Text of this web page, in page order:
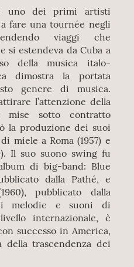
uno dei primi artisti
fare una tournée negli
viaggi che
si estendeva da Cuba a
della musica italo-
dimostra la portata
genere di musica.
l’attenzione della
mise sotto contratto
la produzione dei suoi
miele a Roma (1957) e
Il suo suono swing fu
di big-band: Blue
dalla Pathé, e
pubblicato dalla
melodie e suoni di
internazionale, è
successo in America,
della trascendenza dei